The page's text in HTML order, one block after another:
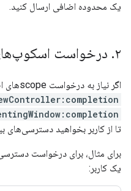
یک محدوده اضافی ارسال کنید.
۲. درخواست
اگر نیاز به درخواست scopeهای اضافی دارید،
تا از کاربر بخواهید دسترسی‌های
یک کاربر: